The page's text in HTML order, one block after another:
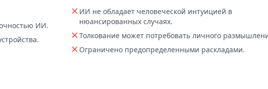
ИИ.
ИИ не обладает человеческой интуицией в
нюансированных случаях.
Толкование может потребовать личного
Ограничено предопределенными раскладами.